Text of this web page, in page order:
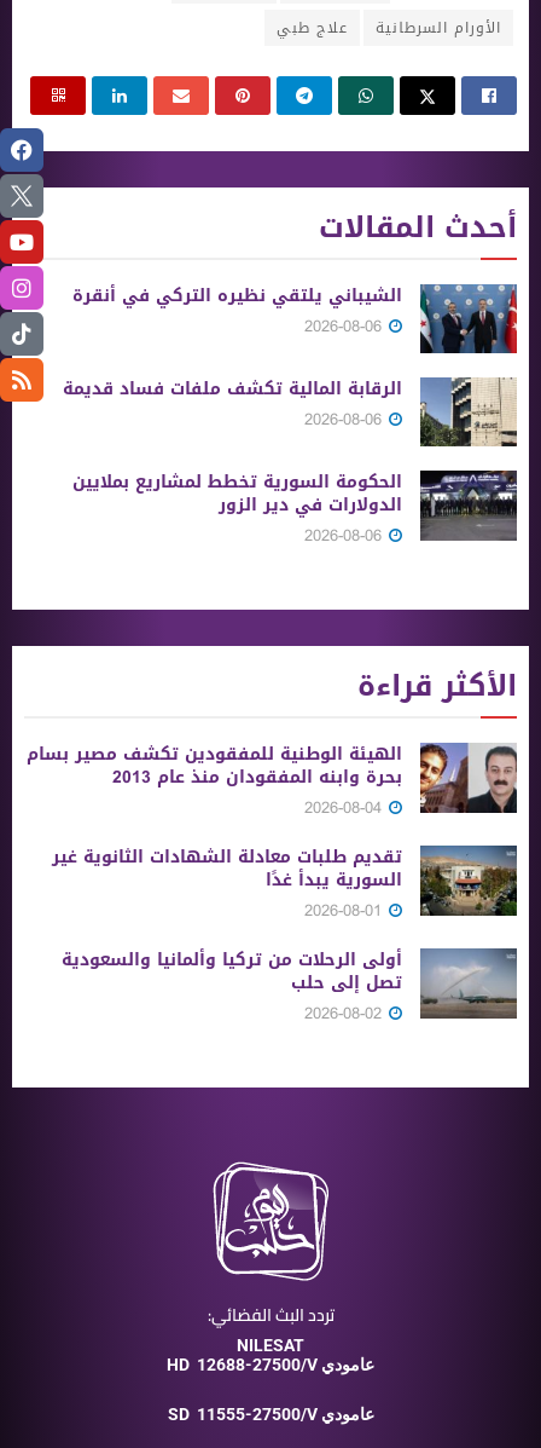
الأورام السرطانية
علاج طبي
أحدث المقالات
الشيباني يلتقي نظيره التركي في أنقرة
الرقابة المالية تكشف ملفات فساد قديمة
الحكومة السورية تخطط لمشاريع بملايين
الدولارات في دير الزور
الأكثر قراءة
الهيئة الوطنية للمفقودين تكشف مصير بسام
بحرة وابنه المفقودان منذ عام 2013
تقديم طلبات معادلة الشهادات الثانوية ‏غير
السورية يبدأ غدًا
أولى الرحلات من ‏تركيا وألمانيا والسعودية
تصل إلى حلب
تردد البث الفضائي:
NILESAT
HD
12688-27500/V عامودي
SD 11555-27500/V عامودي